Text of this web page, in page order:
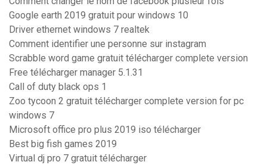
Google earth 2019 gratuit pour windows 10
Driver ethernet windows 7 realtek
Comment identifier une personne sur instagram
Scrabble word game gratuit télécharger complete version
Free télécharger manager 5.1.31
Call of duty black ops 1
Zoo tycoon 2 gratuit télécharger complete version for pc
windows 7
Microsoft office pro plus 2019 iso télécharger
Best big fish games 2019
Virtual dj pro 7 gratuit télécharger